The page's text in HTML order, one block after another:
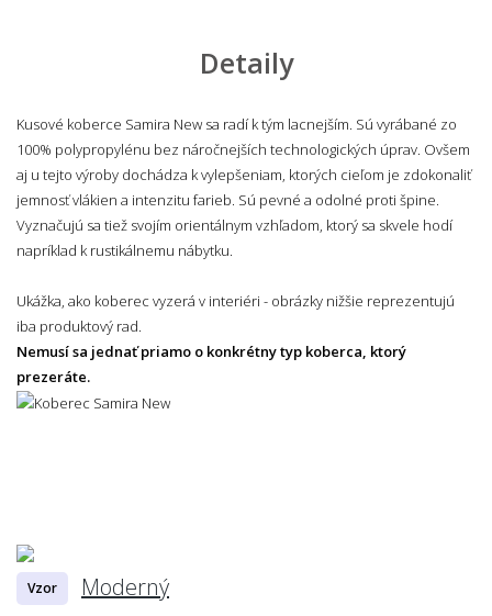
Detaily
Kusové koberce Samira New sa radí k tým lacnejším. Sú vyrábané zo
100% polypropylénu bez náročnejších technologických úprav. Ovšem
aj u tejto výroby dochádza k vylepšeniam, ktorých cieľom je zdokonaliť
jemnosť vlákien a intenzitu farieb. Sú pevné a odolné proti špine.
Vyznačujú sa tiež svojím orientálnym vzhľadom, ktorý sa skvele hodí
napríklad k rustikálnemu nábytku.
Ukážka, ako koberec vyzerá v interiéri - obrázky nižšie reprezentujú
iba produktový rad.
Nemusí sa jednať priamo o konkrétny typ koberca, ktorý
prezeráte.
Vzor Moderný